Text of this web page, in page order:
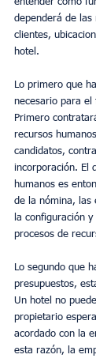
dependerá de las
clientes,
hotel.
Lo primero que
necesario para el
Primero
recursos
candidatos,
incorporación. El
humanos es
de la nómina, las
la configuración
procesos de
Lo segundo que
presupuestos,
Un hotel no
propietario
acordado con la
esta razón, la